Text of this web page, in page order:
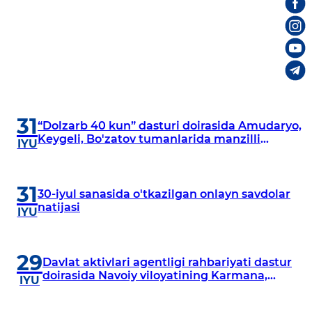
31
IYU
“Dolzarb 40 kun” dasturi doirasida Amudaryo,
Keygeli, Bo'zatov tumanlarida manzilli
31
IYU
30-iyul sanasida o'tkazilgan onlayn savdolar
natijasi
29
IYU
Davlat aktivlari agentligi rahbariyati dastur
doirasida Navoiy viloyatining Karmana,